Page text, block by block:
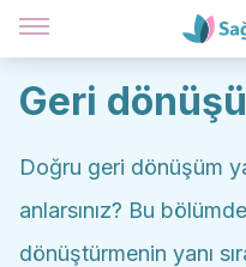
Geri
Doğru geri dönüşüm
anlarsınız? Bu
dönüştürmenin yanı